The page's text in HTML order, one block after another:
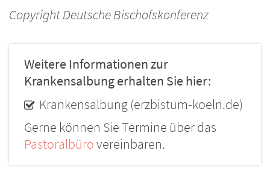
Copyright Deutsche Bischofskonferenz
Weitere Informationen zur
Krankensalbung erhalten Sie hier:
Krankensalbung (erzbistum-koeln.de)
Gerne können Sie Termine über das
Pastoralbürovereinbaren.